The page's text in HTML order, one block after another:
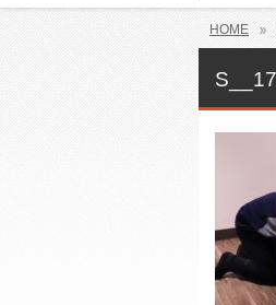
HOME